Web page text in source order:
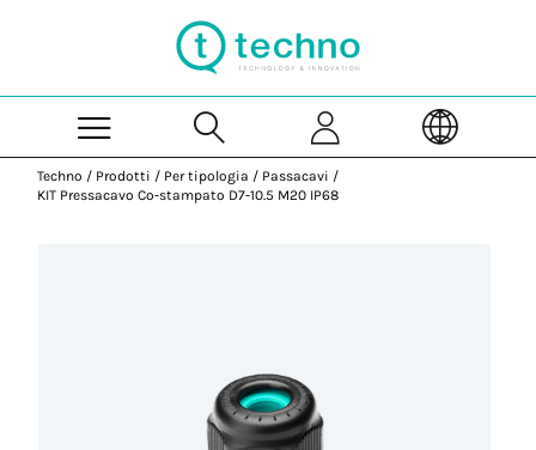
Techno / Prodotti / Per tipologia / Passacavi /
KIT Pressacavo Co-stampato D7-10.5 M20 IP68